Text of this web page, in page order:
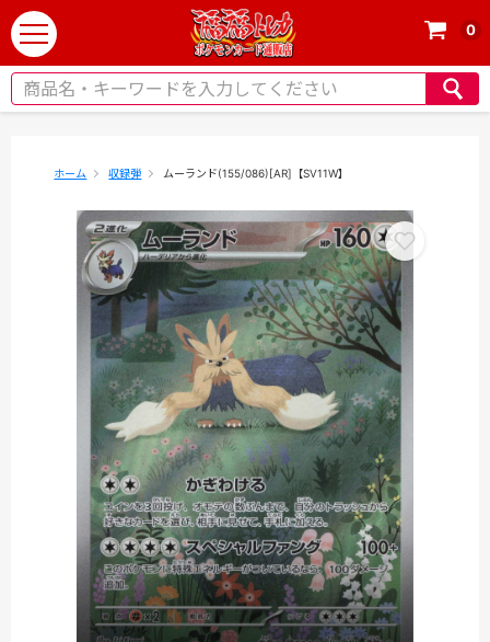
t
o
g
0
ホーム 収録弾 ムーランド(155/086)[AR]【SV11W】